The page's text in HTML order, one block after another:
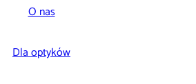
O nas
Dla optyków